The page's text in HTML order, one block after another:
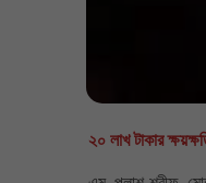
২০ লাখ টাকার